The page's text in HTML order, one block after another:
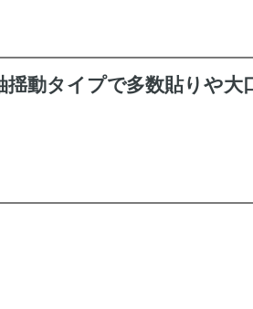
揺動タイプで多数貼りや大